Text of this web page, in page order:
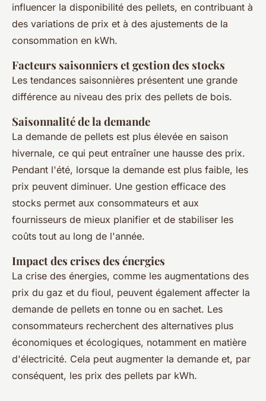
influencer la disponibilité des pellets, en contribuant à
des variations de prix et à des ajustements de la
consommation en kWh.
Facteurs saisonniers et gestion des stocks
Les tendances saisonnières présentent une grande
différence au niveau des prix des pellets de bois.
Saisonnalité de la demande
La demande de pellets est plus élevée en saison
hivernale, ce qui peut entraîner une hausse des prix.
Pendant l'été, lorsque la demande est plus faible, les
prix peuvent diminuer. Une gestion efficace des
stocks permet aux consommateurs et aux
fournisseurs de mieux planifier et de stabiliser les
coûts tout au long de l'année.
Impact des crises des énergies
La crise des énergies, comme les augmentations des
prix du gaz et du fioul, peuvent également affecter la
demande de pellets en tonne ou en sachet. Les
consommateurs recherchent des alternatives plus
économiques et écologiques, notamment en matière
d'électricité. Cela peut augmenter la demande et, par
conséquent, les prix des pellets par kWh.